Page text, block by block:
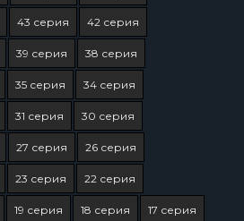
43 серия 42 серия
39 серия 38 серия
35 серия 34 серия
31 серия 30 серия
27 серия 26 серия
23 серия 22 серия
19 серия 18 серия 17 серия